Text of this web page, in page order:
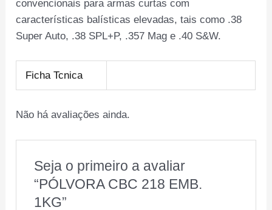
convencionais para armas curtas com
características balísticas elevadas, tais como .38
Super Auto, .38 SPL+P, .357 Mag e .40 S&W.
Ficha Tcnica
Não há avaliações ainda.
Seja o primeiro a avaliar
“PÓLVORA CBC 218 EMB.
1KG”